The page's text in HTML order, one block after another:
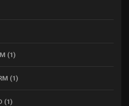
(1)
(1)
(1)